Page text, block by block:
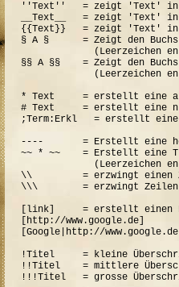
''Text''   = zeigt 'Text' in
__Text__   = zeigt 'Text'
{{Text}}   = zeigt 'Text' in
§ A §      = Zeigt den
(Leerzeichen
§§ A §§    = Zeigt den
(Leerzeichen
* Text     = erstellt eine
# Text     = erstellt eine
;Term:Erkl   = erstellt
----       = Erstellt eine
~~ * ~~    = Erstellt eine
(Leerzeichen
\\         = erzwingt einen
\\\        = erzwingt
[link]     = erstellt einen
[http://www.google.de]
[Google|http://
!Titel     = kleine
!!Titel    = mittlere
!!!Titel   = grosse